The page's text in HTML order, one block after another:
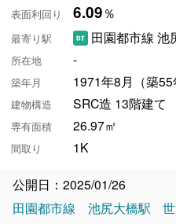
表面利回り 6.09％
最寄り駅 田園都市線 池
所在地 -
築年月 1971年8月（築55
建物構造 SRC造 13階建て
専有面積 26.97㎡
間取り 1K
公開日：2025/01/26
田園都市線
池尻大橋駅